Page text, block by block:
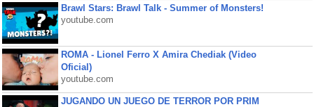
Brawl Stars: Brawl Talk - Summer of Monsters!
youtube.com
ROMA - Lionel Ferro X Amira Chediak (Video
Oficial)
youtube.com
JUGANDO UN JUEGO DE TERROR POR PRIM